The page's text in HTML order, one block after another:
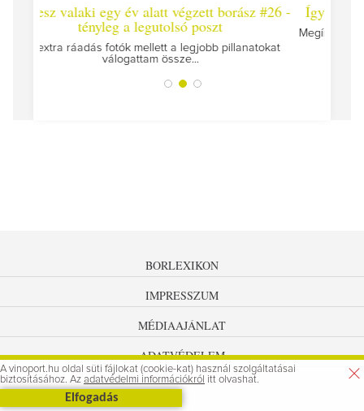
Így lesz valaki egy év alatt végzett borász #25
Megírtuk a modulzáró vizsgákat, már lázasan készülünk
az utolsó...
BORLEXIKON
IMPRESSZUM
MÉDIAAJÁNLAT
ADATVÉDELEM
A vinoport.hu oldal süti fájlokat (cookie-kat) használ szolgáltatásai
biztosításához. Az adatvédelmi információkról itt olvashat.
Elfogadás